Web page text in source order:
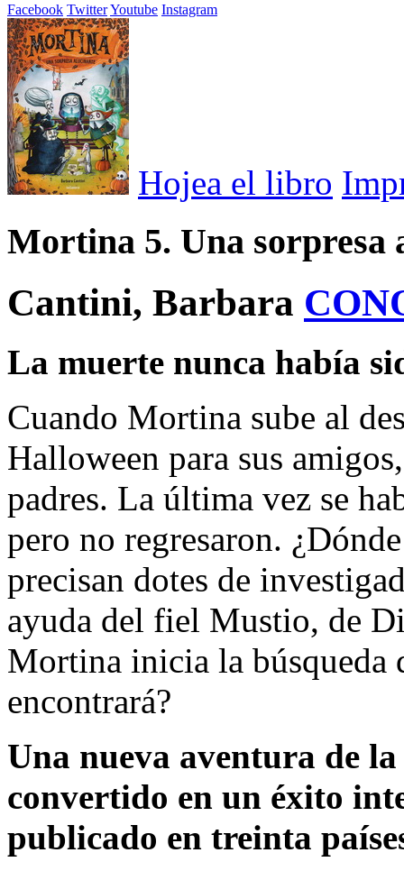
Facebook TwitterYoutube Instagram
Hojea el libro
Mortina 5. Una sorpresa
Cantini, Barbara
La muerte nunca había
Cuando Mortina sube al
Halloween para sus
padres. La última vez se
pero no regresaron.
precisan dotes de
ayuda del fiel Mustio, de
Mortina inicia la búsqueda
encontrará?
Una nueva aventura de
convertido en un éxito
publicado en treinta